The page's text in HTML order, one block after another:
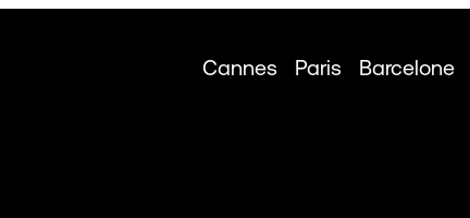
Cannes Paris Barcelone